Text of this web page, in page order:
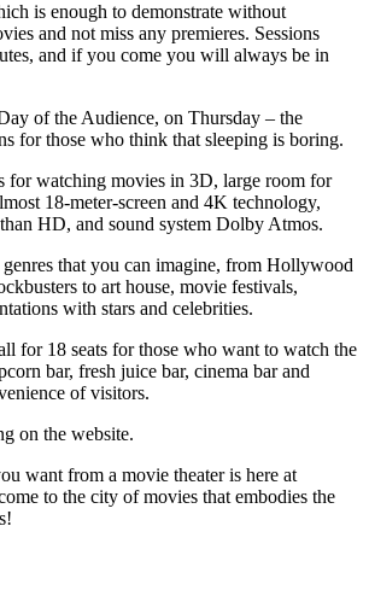
is enough to demonstrate without
and not miss any premieres. Sessions
and if you come you will always be in
of the Audience, on Thursday – the
for those who think that sleeping is boring.
for watching movies in 3D, large room for
18-meter-screen and 4K technology,
HD, and sound system Dolby Atmos.
that you can imagine, from Hollywood
to art house, movie festivals,
with stars and celebrities.
for 18 seats for those who want to watch the
bar, fresh juice bar, cinema bar and
of visitors.
on the website.
want from a movie theater is here at
to the city of movies that embodies the